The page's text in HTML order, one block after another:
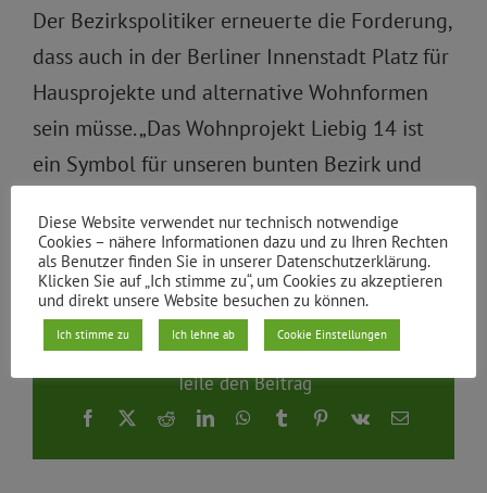
Der Bezirkspolitiker erneuerte die Forderung,
dass auch in der Berliner Innenstadt Platz für
Hausprojekte und alternative Wohnformen
sein müsse. „Das Wohnprojekt Liebig 14 ist
ein Symbol für unseren bunten Bezirk und
Von | 01.02.2011
Teile den Beitrag
Facebook
X RedditLinkedInWhatsApp
TumblrPinterest
Vk
E-
Diese Website verwendet nur technisch notwendige
Cookies – nähere Informationen dazu und zu Ihren Rechten
als Benutzer finden Sie in unserer Datenschutzerklärung.
Klicken Sie auf „Ich stimme zu“, um Cookies zu akzeptieren
und direkt unsere Website besuchen zu können.
Ich stimme zu Ich lehne ab Cookie Einstellungen